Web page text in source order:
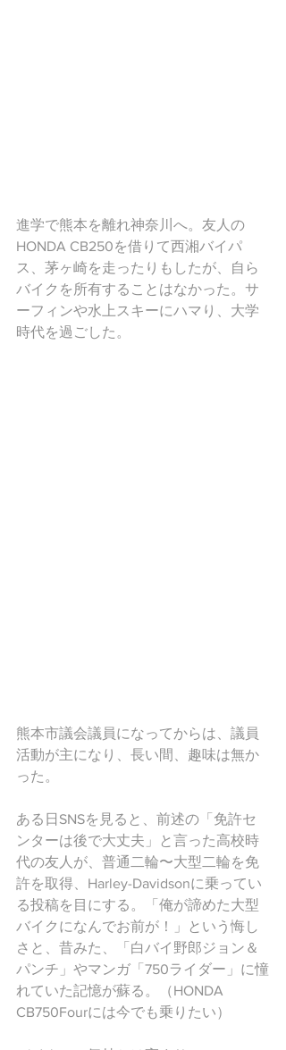
進学で熊本を離れ神奈川へ。友人の
HONDA CB250を借りて西湘バイパ
ス、茅ヶ崎を走ったりもしたが、自ら
バイクを所有することはなかった。サ
ーフィンや水上スキーにハマり、大学
時代を過ごした。
熊本市議会議員になってからは、議員
活動が主になり、長い間、趣味は無か
った。
ある日SNSを見ると、前述の「免許セ
ンターは後で大丈夫」と言った高校時
代の友人が、普通二輪〜大型二輪を免
許を取得、Harley-Davidsonに乗ってい
る投稿を目にする。「俺が諦めた大型
バイクになんでお前が！」という悔し
さと、昔みた、「白バイ野郎ジョン＆
パンチ」やマンガ「750ライダー」に憧
れていた記憶が蘇る。（HONDA
CB750Fourには今でも乗りたい）